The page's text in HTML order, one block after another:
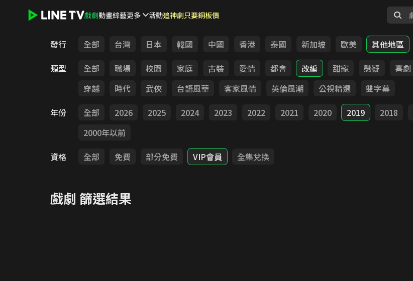
戲劇動畫綜藝更多 活動追神劇只要銅板價
發行 全部 台灣 日本 韓國 中國 香港 泰國 新加坡 歐美
其他地區
類型
全部 職場 校園 家庭 古裝 愛情 都會 改編 甜寵 懸疑 喜劇
穿越
時代 武俠 台語風華 客家風情 英倫風潮 公視精選
雙字幕
年份
全部 2026 2025 2024 2023 2022 2021 2020 2019 2018
2000年以前
資格
全部 免費 部分免費 VIP會員 全集兌換
戲劇 篩選結果